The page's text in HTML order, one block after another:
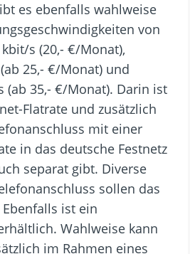
es ebenfalls wahlweise
von
s (20,- €/Monat),
25,- €/Monat) und
(ab 35,- €/Monat). Darin ist
Flatrate und zusätzlich
mit einer
in das deutsche Festnetz
separat gibt. Diverse
sollen das
ist ein
Wahlweise kann
im Rahmen eines